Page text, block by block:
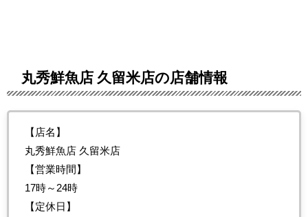
丸秀鮮魚店 久留米店の店舗情報
【店名】
丸秀鮮魚店 久留米店
【営業時間】
17時～24時
【定休日】